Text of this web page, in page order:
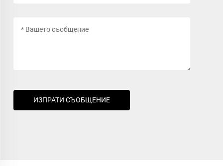
ИЗПРАТИ СЪОБЩЕНИЕ